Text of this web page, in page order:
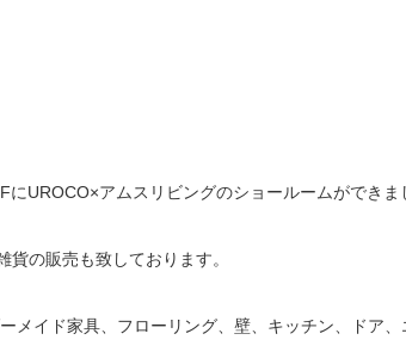
UROCO×アムスリビングのショールームができま
の販売も致しております。
メイド家具、フローリング、壁、キッチン、ドア、